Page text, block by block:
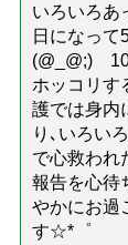
いろいろあ
日になって
(@_@;)
ホッコリ
護では身内
り､いろい
で心救われ
報告を心待
やかにお過
す☆*゜